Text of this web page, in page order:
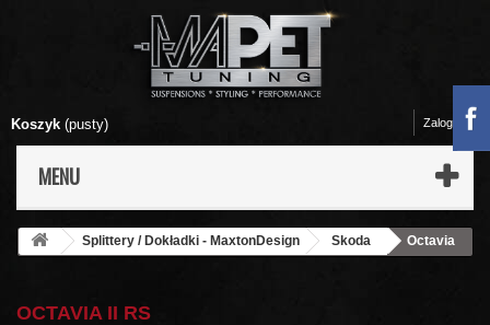
Koszyk (pusty)
MENU
Zaloguj się
Splittery / Dokładki - MaxtonDesign Skoda
Octavia
OCTAVIA II RS